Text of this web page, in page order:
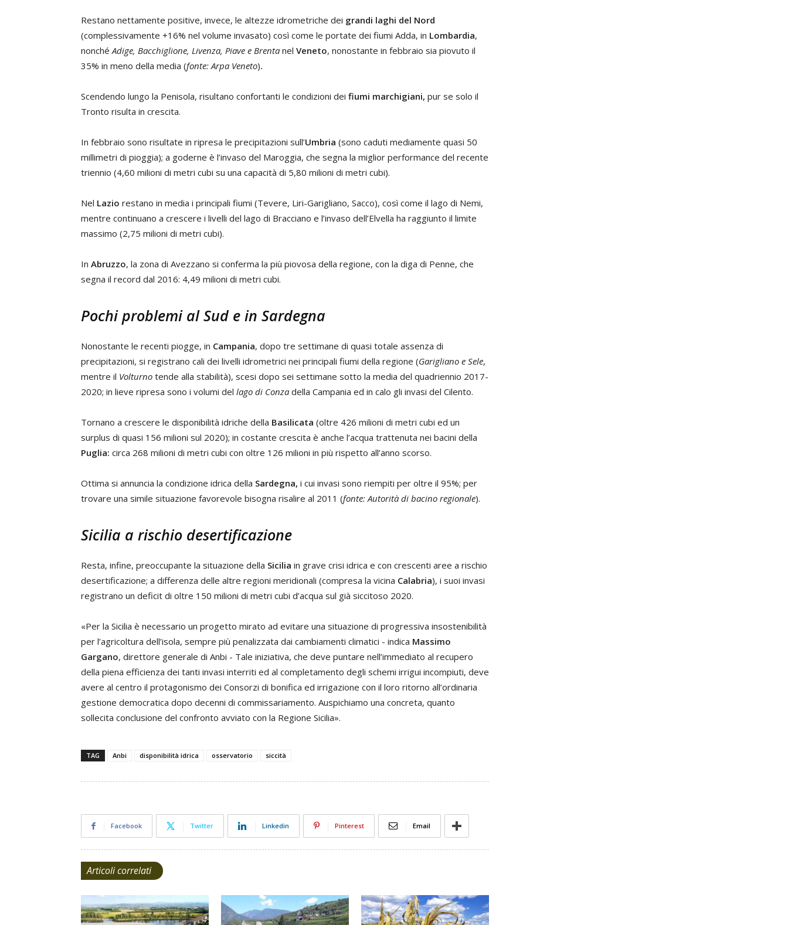
Restano nettamente positive, invece, le altezze idrometriche dei grandi laghi del Nord
(complessivamente +16% nel volume invasato) così come le portate dei fiumi Adda, in Lombardia,
nonchéAdige, Bacchiglione, Livenza, Piave e Brenta nel Veneto, nonostante in febbraio sia piovuto il
35% in meno della media (fonte: Arpa Veneto).
Scendendo lungo la Penisola, risultano confortanti le condizioni dei fiumi marchigiani, pur se solo il
Tronto risulta in crescita.
In febbraio sono risultate in ripresa le precipitazioni sull’Umbria (sono caduti mediamente quasi 50
millimetri di pioggia); a goderne è l’invaso del Maroggia, che segna la miglior performance del recente
triennio (4,60 milioni di metri cubi su una capacità di 5,80 milioni di metri cubi).
Nel Lazio restano in media i principali fiumi (Tevere, Liri-Garigliano, Sacco), così come il lago di Nemi,
mentre continuano a crescere i livelli del lago di Bracciano e l’invaso dell’Elvella ha raggiunto il limite
massimo (2,75 milioni di metri cubi).
In Abruzzo, la zona di Avezzano si conferma la più piovosa della regione, con la diga di Penne, che
segna il record dal 2016: 4,49 milioni di metri cubi.
Pochi problemi al Sud e in Sardegna
Nonostante le recenti piogge, in Campania, dopo tre settimane di quasi totale assenza di
precipitazioni, si registrano cali dei livelli idrometrici nei principali fiumi della regione (Garigliano e Sele,
mentre il Volturno tende alla stabilità), scesi dopo sei settimane sotto la media del quadriennio 2017-
2020; in lieve ripresa sono i volumi del lago di Conza della Campania ed in calo gli invasi del Cilento.
Tornano a crescere le disponibilità idriche della Basilicata (oltre 426 milioni di metri cubi ed un
surplus di quasi 156 milioni sul 2020); in costante crescita è anche l’acqua trattenuta nei bacini della
Puglia: circa 268 milioni di metri cubi con oltre 126 milioni in più rispetto all’anno scorso.
Ottima si annuncia la condizione idrica della Sardegna, i cui invasi sono riempiti per oltre il 95%; per
trovare una simile situazione favorevole bisogna risalire al 2011 (fonte: Autorità di bacino regionale).
Sicilia a rischio desertificazione
Resta, infine, preoccupante la situazione della Sicilia in grave crisi idrica e con crescenti aree a rischio
desertificazione; a differenza delle altre regioni meridionali (compresa la vicina Calabria), i suoi invasi
registrano un deficit di oltre 150 milioni di metri cubi d’acqua sul già siccitoso 2020.
«Per la Sicilia è necessario un progetto mirato ad evitare una situazione di progressiva insostenibilità
per l’agricoltura dell’isola, sempre più penalizzata dai cambiamenti climatici - indica Massimo
Gargano, direttore generale di Anbi - Tale iniziativa, che deve puntare nell’immediato al recupero
della piena efficienza dei tanti invasi interriti ed al completamento degli schemi irrigui incompiuti, deve
avere al centro il protagonismo dei Consorzi di bonifica ed irrigazione con il loro ritorno all’ordinaria
gestione democratica dopo decenni di commissariamento. Auspichiamo una concreta, quanto
sollecita conclusione del confronto avviato con la Regione Sicilia».
TAG Anbi disponibilità idrica osservatorio siccità
Facebook Twitter Linkedin Pinterest Email
Articoli correlati